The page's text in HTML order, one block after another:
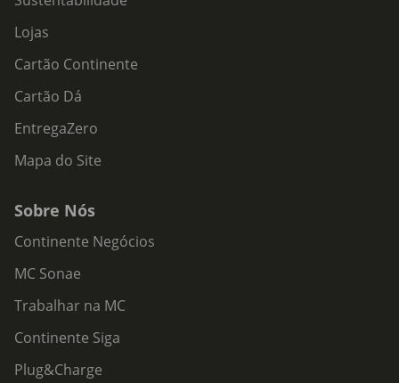
Lojas
Cartão Continente
Cartão Dá
EntregaZero
Mapa do Site
Sobre Nós
Continente Negócios
MC Sonae
Trabalhar na MC
Continente Siga
Plug&Charge